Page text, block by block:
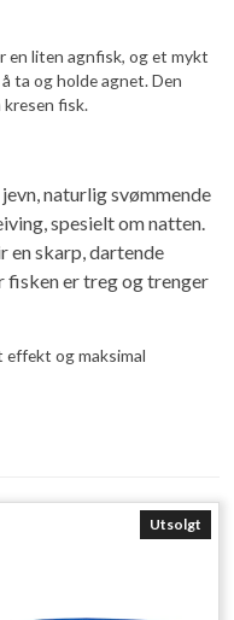
en liten agnfisk, og et mykt
ta og holde agnet. Den
fisk.
naturlig svømmende
spesielt om natten.
en skarp, dartende
fisken er treg og trenger
effekt og maksimal
Utsolgt